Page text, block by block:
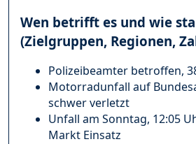
Wen betrifft es und wie
(Zielgruppen, Regionen,
Polizeibeamter betroffen,
Motorradunfall auf
schwer verletzt
Unfall am Sonntag, 12:05
Markt Einsatz